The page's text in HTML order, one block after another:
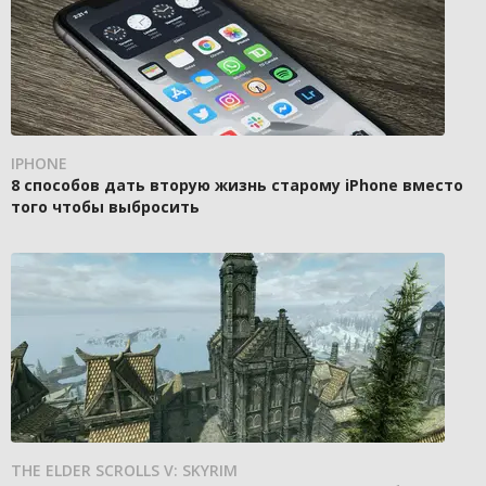
IPHONE
8 способов дать вторую жизнь старому iPhone вместо
того чтобы выбросить
THE ELDER SCROLLS V: SKYRIM